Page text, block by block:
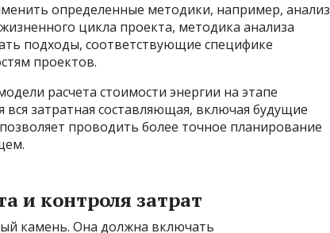
определенные методики, например, анализ
цикла проекта, методика анализа
подходы, соответствующие специфике
проектов.
расчета стоимости энергии на этапе
затратная составляющая, включая будущие
проводить более точное планирование
и контроля затрат
камень. Она должна включать